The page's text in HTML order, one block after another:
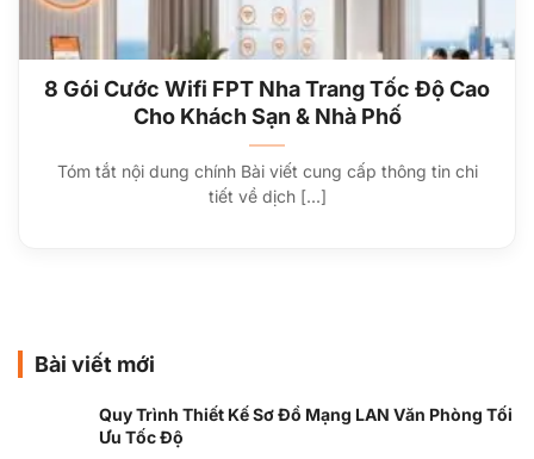
8 Gói Cước Wifi FPT Nha Trang Tốc Độ Cao
Cho Khách Sạn & Nhà Phố
Tóm tắt nội dung chính Bài viết cung cấp thông tin chi
tiết về dịch [...]
Bài viết mới
Quy Trình Thiết Kế Sơ Đồ Mạng LAN Văn Phòng Tối
Ưu Tốc Độ